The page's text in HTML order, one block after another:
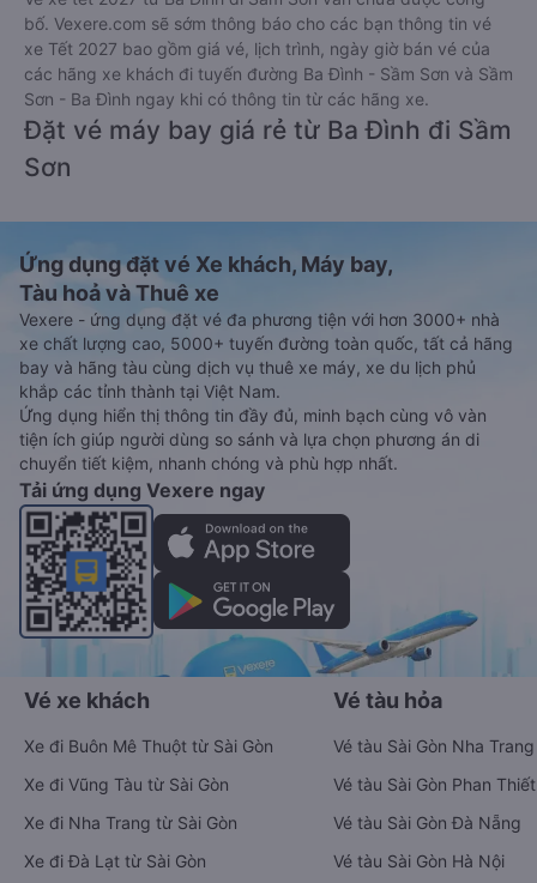
Đặt vé xe Tết 2027 từ Ba Đình đi Sầm
Sơn
Vé xe tết 2027 từ Ba Đình đi Sầm Sơn vẫn chưa được công
bố. Vexere.com sẽ sớm thông báo cho các bạn thông tin vé
xe Tết 2027 bao gồm giá vé, lịch trình, ngày giờ bán vé của
các hãng xe khách đi tuyến đường Ba Đình - Sầm Sơn và Sầm
Đặt vé máy bay giá rẻ từ Ba Đình đi Sầm
Sơn
Ứng dụng đặt vé Xe khách, Máy bay,
Tàu hoả và Thuê xe
Vexere - ứng dụng đặt vé đa phương tiện với hơn 3000+ nhà
xe chất lượng cao, 5000+ tuyến đường toàn quốc, tất cả hãng
bay và hãng tàu cùng dịch vụ thuê xe máy, xe du lịch phủ
khắp các tỉnh thành tại Việt Nam.
Ứng dụng hiển thị thông tin đầy đủ, minh bạch cùng vô vàn
tiện ích giúp người dùng so sánh và lựa chọn phương án di
chuyển tiết kiệm, nhanh chóng và phù hợp nhất.
Tải ứng dụng Vexere ngay
Vé xe khách
Xe đi Buôn Mê Thuột từ Sài Gòn
Xe đi Vũng Tàu từ Sài Gòn
Vé tàu hỏa
Vé tàu Sài Gòn Nha Trang
Vé tàu Sài Gòn Phan Thiết